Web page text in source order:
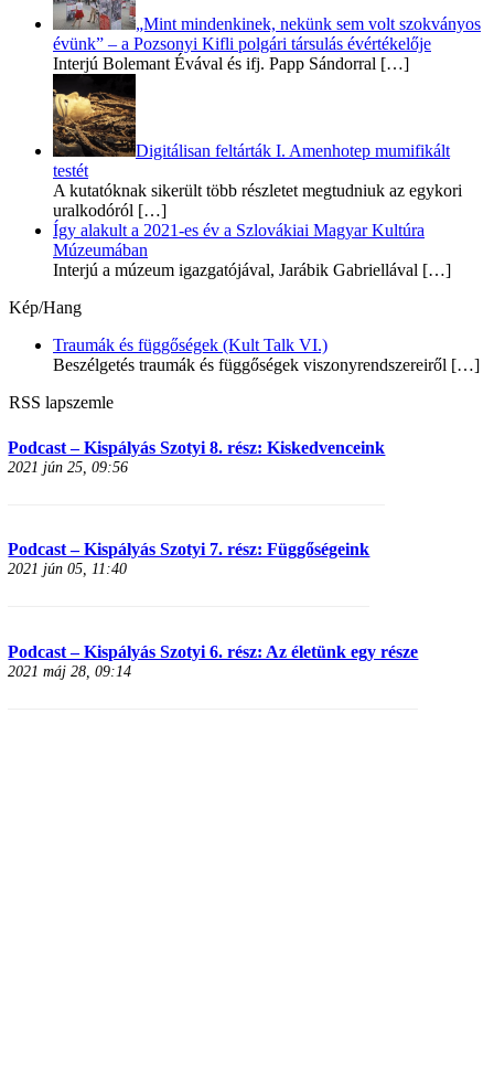
„Mint mindenkinek, nekünk sem volt szokványos
évünk” – a Pozsonyi Kifli polgári társulás évértékelője
Interjú Bolemant Évával és ifj. Papp Sándorral […]
Digitálisan feltárták I. Amenhotep mumifikált
testét
A kutatóknak sikerült több részletet megtudniuk az egykori
uralkodóról […]
Így alakult a 2021-es év a Szlovákiai Magyar Kultúra
Múzeumában
Interjú a múzeum igazgatójával, Jarábik Gabriellával […]
Kép/Hang
Traumák és függőségek (Kult Talk VI.)
Beszélgetés traumák és függőségek viszonyrendszereiről […]
RSS lapszemle
Podcast – Kispályás Szotyi 8. rész: Kiskedvenceink
2021 jún 25, 09:56
Podcast – Kispályás Szotyi 7. rész: Függőségeink
2021 jún 05, 11:40
Podcast – Kispályás Szotyi 6. rész: Az életünk egy része
2021 máj 28, 09:14